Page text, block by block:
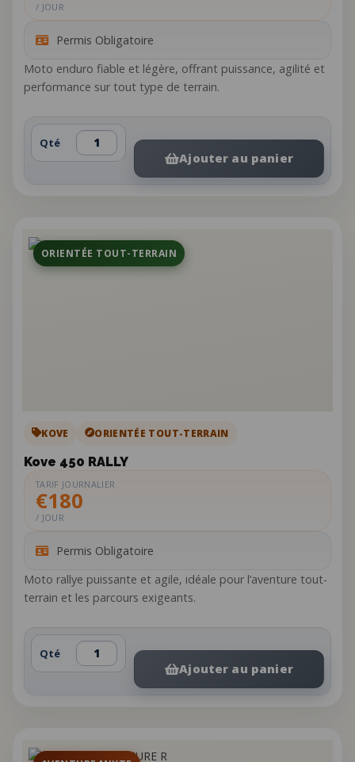
/ JOUR
Permis Obligatoire
Moto enduro fiable et légère, offrant puissance, agilité et
performance sur tout type de terrain.
Qté
Ajouter au panier
ORIENTÉE TOUT-TERRAIN
KOVE ORIENTÉE TOUT-TERRAIN
Kove 450 RALLY
TARIF JOURNALIER
€180
/ JOUR
Permis Obligatoire
Moto rallye puissante et agile, idéale pour l’aventure tout-
terrain et les parcours exigeants.
Qté
Ajouter au panier